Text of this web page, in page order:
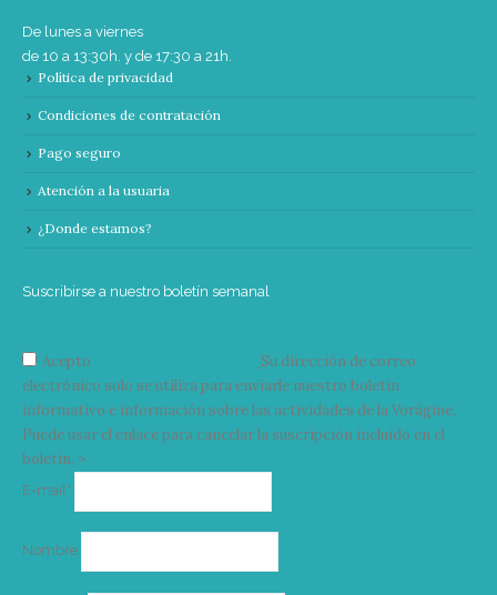
De lunes a viernes
de 10 a 13:30h. y de 17:30 a 21h.
Política de privacidad
Condiciones de contratación
Pago seguro
Atención a la usuaria
¿Donde estamos?
Suscribirse a nuestro boletín semanal
Acepto
Su dirección de correo
electrónico solo se utiliza para enviarle nuestro boletín
informativo e información sobre las actividades de la Vorágine.
Puede usar el enlace para cancelar la suscripción incluido en el
boletín. >
E-mail*
Nombre